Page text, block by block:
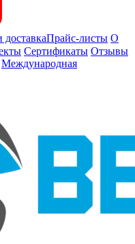
доставкаПрайс-листы О
Сертификаты Отзывы
Международная